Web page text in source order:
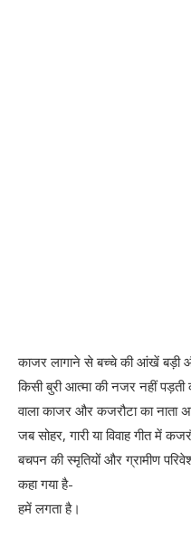
काजर लागाने से बच्चे की आंखें बड़ी
किसी बुरी आत्मा की नजर नहीं पड़ती
वाला काजर और कजरौटा का
जब सोहर, गारी या विवाह गीत में
बचपन की स्मृतियों और ग्रामीण
कहा गया है-
हमें लगता है।